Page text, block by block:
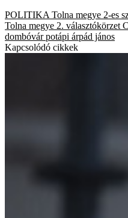
POLITIKA Tolna megye 2-es
Tolna megye 2. választókörzet
dombóvár potápi árpád jános
Kapcsolódó cikkek